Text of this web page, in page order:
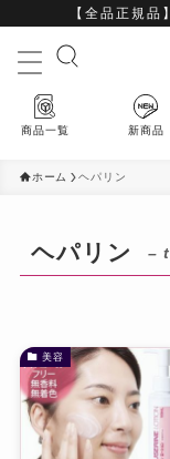
【全品正規
商品一覧 新商品
最新入荷アイテ
ビューティー
ファッション
ホーム ヘパリン
ヘパリン –
美容